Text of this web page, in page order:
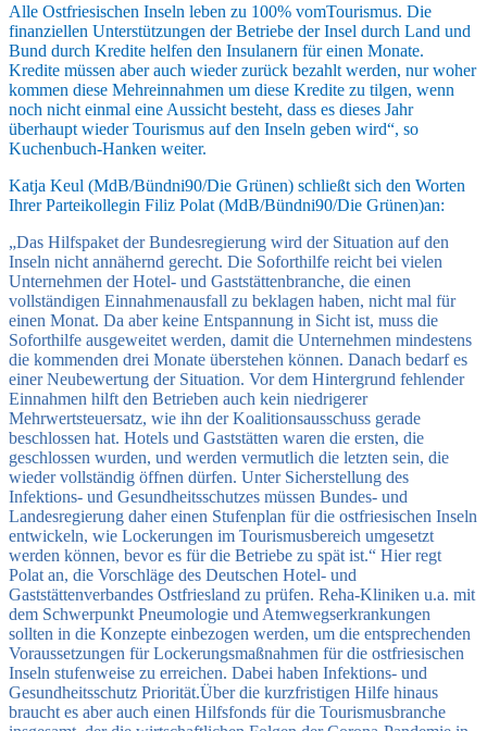
Alle Ostfriesischen Inseln leben zu 100% vomTourismus. Die
finanziellen Unterstützungen der Betriebe der Insel durch Land und
Bund durch Kredite helfen den Insulanern für einen Monate.
Kredite müssen aber auch wieder zurück bezahlt werden, nur woher
kommen diese Mehreinnahmen um diese Kredite zu tilgen, wenn
noch nicht einmal eine Aussicht besteht, dass es dieses Jahr
überhaupt wieder Tourismus auf den Inseln geben wird“, so
Kuchenbuch-Hanken weiter.
Katja Keul (MdB/Bündni90/Die Grünen) schließt sich den Worten
Ihrer Parteikollegin Filiz Polat (MdB/Bündni90/Die Grünen)an:
„Das Hilfspaket der Bundesregierung wird der Situation auf den
Inseln nicht annähernd gerecht. Die Soforthilfe reicht bei vielen
Unternehmen der Hotel- und Gaststättenbranche, die einen
vollständigen Einnahmenausfall zu beklagen haben, nicht mal für
einen Monat. Da aber keine Entspannung in Sicht ist, muss die
Soforthilfe ausgeweitet werden, damit die Unternehmen mindestens
die kommenden drei Monate überstehen können. Danach bedarf es
einer Neubewertung der Situation. Vor dem Hintergrund fehlender
Einnahmen hilft den Betrieben auch kein niedrigerer
Mehrwertsteuersatz, wie ihn der Koalitionsausschuss gerade
beschlossen hat. Hotels und Gaststätten waren die ersten, die
geschlossen wurden, und werden vermutlich die letzten sein, die
wieder vollständig öffnen dürfen. Unter Sicherstellung des
Infektions- und Gesundheitsschutzes müssen Bundes- und
Landesregierung daher einen Stufenplan für die ostfriesischen Inseln
entwickeln, wie Lockerungen im Tourismusbereich umgesetzt
werden können, bevor es für die Betriebe zu spät ist.“ Hier regt
Polat an, die Vorschläge des Deutschen Hotel- und
Gaststättenverbandes Ostfriesland zu prüfen. Reha-Kliniken u.a. mit
dem Schwerpunkt Pneumologie und Atemwegserkrankungen
sollten in die Konzepte einbezogen werden, um die entsprechenden
Voraussetzungen für Lockerungsmaßnahmen für die ostfriesischen
Inseln stufenweise zu erreichen. Dabei haben Infektions- und
Gesundheitsschutz Priorität.Über die kurzfristigen Hilfe hinaus
braucht es aber auch einen Hilfsfonds für die Tourismusbranche